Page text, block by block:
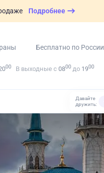
Подробнее
Бесплатно по России
00 В выходные с 0800 до 1900
Давайте
дружить: